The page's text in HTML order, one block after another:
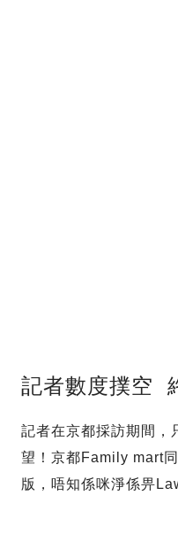
記者數度撲空
記者在京都採訪期間，
望！京都Family mart
版，唔知係咪淨係畀